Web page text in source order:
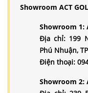
Showroom ACT
Showroom 1:
Địa chỉ: 199
Phú Nhuận,
Điện thoại:
Showroom 2: